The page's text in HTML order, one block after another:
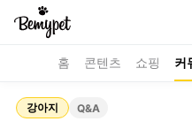
홈 콘텐츠 쇼핑 커
강아지 Q&A